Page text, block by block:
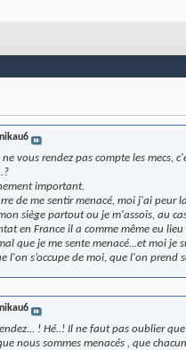
nikau6
vous rendez pas compte les mecs,
important.
de me sentir menacé, moi j'ai peur
siège partout ou je m'assois, au
en France il a comme même eu
que je me sente menacé...et moi
l'on s’occupe de moi, que l'on
nikau6
! Hé..! Il ne faut pas oublier
nous sommes menacés , que